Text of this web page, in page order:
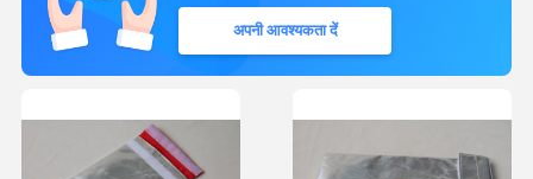
अपनी आवश्यकता दें